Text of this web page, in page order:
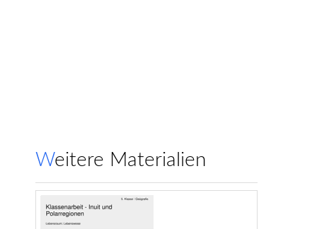
Weitere Materialien